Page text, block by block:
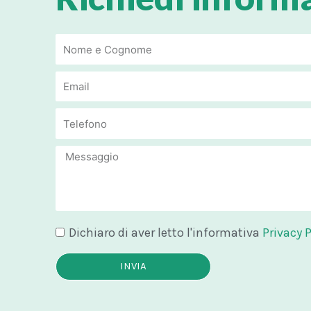
Email
Email
Message
Dichiaro di aver letto l'informativa Privacy
INVIA